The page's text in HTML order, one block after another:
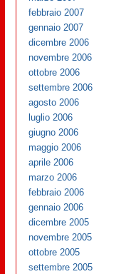
febbraio 2007
gennaio 2007
dicembre 2006
novembre 2006
ottobre 2006
settembre 2006
agosto 2006
luglio 2006
giugno 2006
maggio 2006
aprile 2006
marzo 2006
febbraio 2006
gennaio 2006
dicembre 2005
novembre 2005
ottobre 2005
settembre 2005